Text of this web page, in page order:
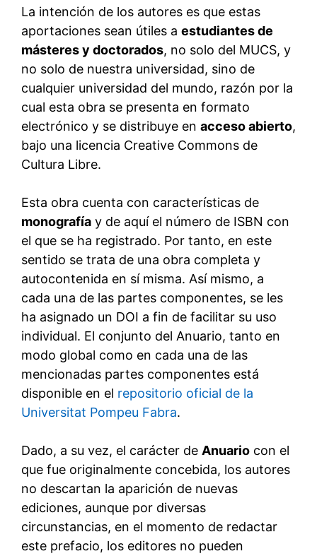
La intención de los autores es que estas
aportaciones sean útiles a estudiantes de
másteres y doctorados, no solo del MUCS, y
no solo de nuestra universidad, sino de
cualquier universidad del mundo, razón por la
cual esta obra se presenta en formato
electrónico y se distribuye en acceso abierto,
bajo una licencia Creative Commons de
Cultura Libre.
Esta obra cuenta con características de
monografía y de aquí el número de ISBN con
el que se ha registrado. Por tanto, en este
sentido se trata de una obra completa y
autocontenida en sí misma. Así mismo, a
cada una de las partes componentes, se les
ha asignado un DOI a fin de facilitar su uso
individual. El conjunto del Anuario, tanto en
modo global como en cada una de las
mencionadas partes componentes está
disponible en el repositorio oficial de la
Universitat Pompeu Fabra.
Dado, a su vez, el carácter de Anuario con el
que fue originalmente concebida, los autores
no descartan la aparición de nuevas
ediciones, aunque por diversas
circunstancias, en el momento de redactar
este prefacio, los editores no pueden